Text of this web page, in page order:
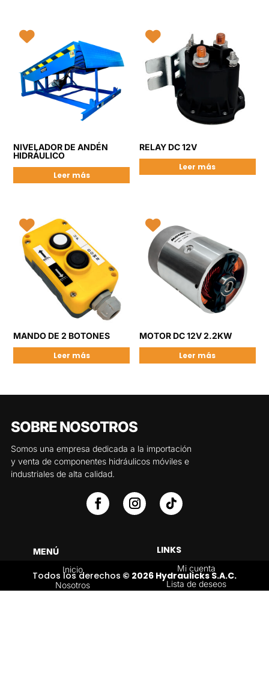
NIVELADOR DE ANDÉN
HIDRÁULICO
Leer más
RELAY DC 12V
Leer más
MANDO DE 2 BOTONES
Leer más
MOTOR DC 12V 2.2KW
Leer más
SOBRE NOSOTROS
Somos una empresa dedicada a la importación
y venta de componentes hidráulicos móviles e
industriales de alta calidad.
MENÚ
Inicio
Nosotros
LINKS
Mi cuenta
Lista de deseos
Todos los derechos © 2026 Hydraulicks S.A.C.